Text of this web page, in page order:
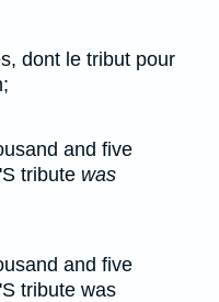
dont le tribut pour
and five
tribute was
and five
tribute was